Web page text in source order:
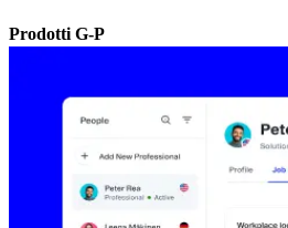
Prodotti G-P​​